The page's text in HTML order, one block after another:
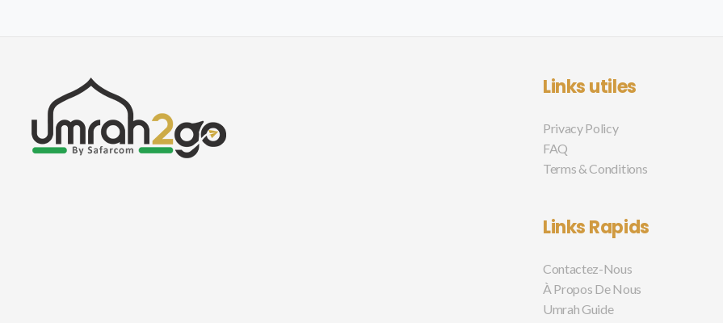
Links utiles
Privacy Policy
FAQ
Terms & Conditions
Links Rapids
Contactez-Nous
À Propos De Nous
Umrah Guide